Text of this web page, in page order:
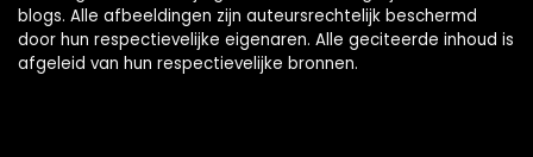
blogs. Alle afbeeldingen zijn auteursrechtelijk beschermd
door hun respectievelijke eigenaren. Alle geciteerde inhoud is
afgeleid van hun respectievelijke bronnen.